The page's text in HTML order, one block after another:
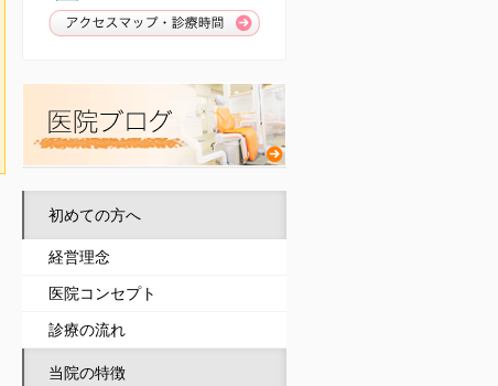
初めての方へ
経営理念
医院コンセプト
診療の流れ
当院の特徴